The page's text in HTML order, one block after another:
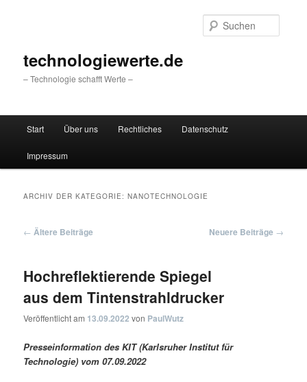
technologiewerte.de
– Technologie schafft Werte –
Start Über uns Rechtliches Datenschutz
Impressum
ARCHIV DER KATEGORIE:NANOTECHNOLOGIE
Beitragsnavigation
← Ältere Beiträge Neuere Beiträge →
Hochreflektierende Spiegel
aus dem Tintenstrahldrucker
Veröffentlicht am 13.09.2022 von PaulWutz
Presseinformation des KIT (Karlsruher Institut für
Technologie) vom 07.09.2022